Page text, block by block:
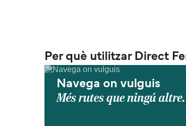
Per què utilitzar Direct
Navega on vulguis
Més rutes que ningú altre.